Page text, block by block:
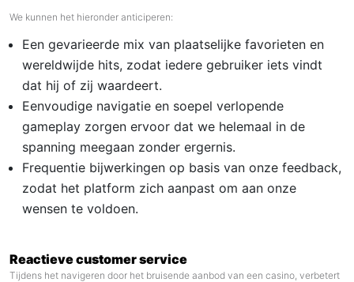
We kunnen het hieronder anticiperen:
Een gevarieerde mix van plaatselijke favorieten en
wereldwijde hits, zodat iedere gebruiker iets vindt
dat hij of zij waardeert.
Eenvoudige navigatie en soepel verlopende
gameplay zorgen ervoor dat we helemaal in de
spanning meegaan zonder ergernis.
Frequentie bijwerkingen op basis van onze feedback,
zodat het platform zich aanpast om aan onze
wensen te voldoen.
Reactieve customer service
Tijdens het navigeren door het bruisende aanbod van een casino, verbetert